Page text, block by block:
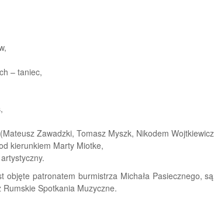
– taniec,
Zawadzki, Tomasz Myszk, Nikodem
kierunkiem Marty Miotke,
objęte patronatem burmistrza Michała Pasiecznego,
Spotkania Muzyczne.